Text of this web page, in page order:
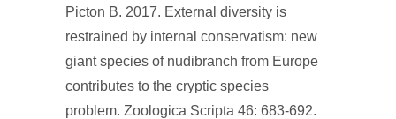
Picton B. 2017. External diversity is
restrained by internal conservatism: new
giant species of nudibranch from Europe
contributes to the cryptic species
problem. Zoologica Scripta 46: 683-692.